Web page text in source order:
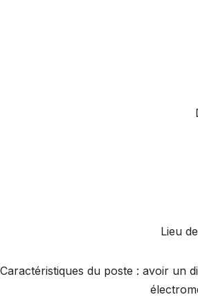
Lieu
Caractéristiques du poste : avoir un